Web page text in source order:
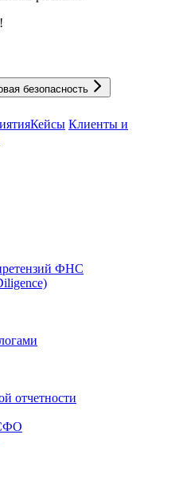
безопасность
Кейсы Клиенты и
ФНС
отчетности